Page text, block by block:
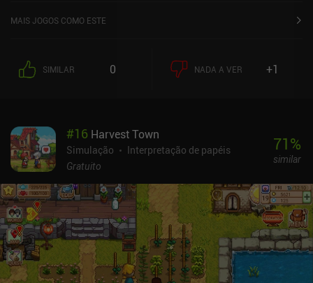
MAIS JOGOS COMO ESTE
SIMILAR 0 NADA A VER +1
#16 Harvest Town
Simulação
Interpretação de papéis
Gratuito
71%
similar